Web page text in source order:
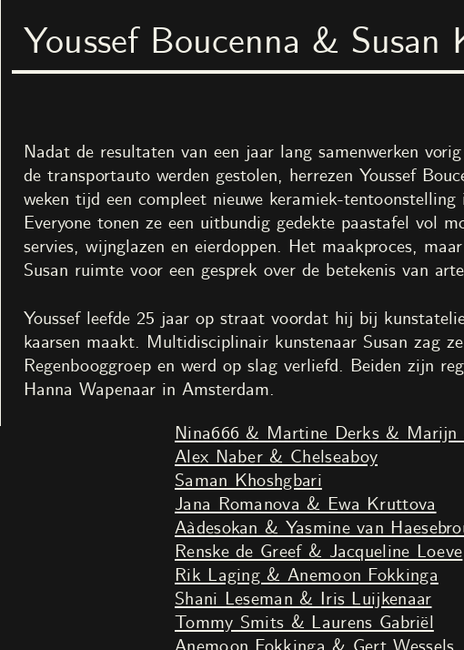
Youssef Boucenna & Susan
Nadat de resultaten van een jaar lang samenwerken
de transportauto werden gestolen, herrezen Youssef
weken tijd een compleet nieuwe keramiek-
Everyone tonen ze een uitbundig gedekte paastafel vol
servies, wijnglazen en eierdoppen. Het maakproces,
Susan ruimte voor een gesprek over de betekenis van
Youssef leefde 25 jaar op straat voordat hij bij
kaarsen maakt. Multidisciplinair kunstenaar Susan zag
Regenbooggroep en werd op slag verliefd. Beiden zijn
Hanna Wapenaar in Amsterdam.
Nest ruimte voor kunst Tentoonstellingen
The Grand Palace
In samenwerking met No
Kunstenaars
Jacquelien Gosschalk de Leeuw &
Youssef Boucenna & Susan Kooi
Nina666 & Martine Derks & Marijn
Alex Naber & Chelseaboy
Saman Khoshgbari
Jana Romanova & Ewa Kruttova
Aàdesokan & Yasmine van
Renske de Greef & Jacqueline Loeve
Rik Laging & Anemoon Fokkinga
Shani Leseman & Iris Luijkenaar
Tommy Smits & Laurens Gabriël